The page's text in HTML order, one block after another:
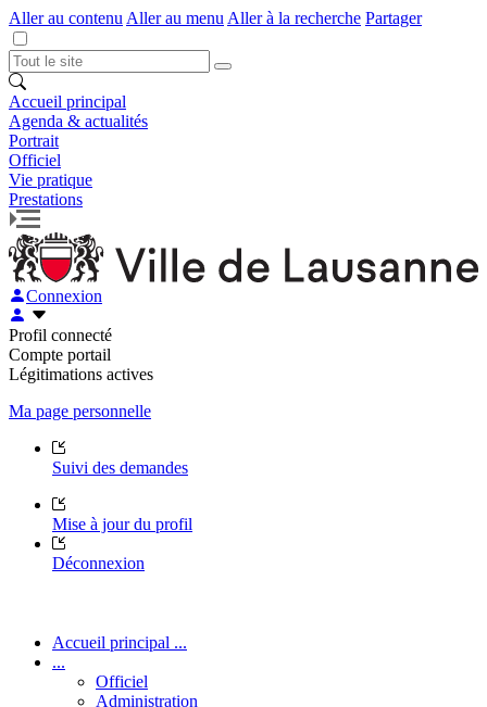
Aller au contenu Aller au menu Aller à la recherche Partager
Accueil principal
Agenda & actualités
Portrait
Officiel
Vie pratique
Prestations
Connexion
Profil connecté
Compte portail
Légitimations actives
Ma page personnelle
Suivi des demandes
Mise à jour du profil
Déconnexion
Accueil principal ...
...
Officiel
Administration